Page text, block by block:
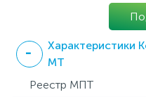
Характеристики
MT
Реестр МПТ